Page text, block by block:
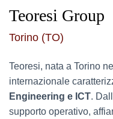
Teoresi Group
Torino (TO)
Teoresi, nata a Torino
internazionale
Engineering e ICT.
supporto operativo,